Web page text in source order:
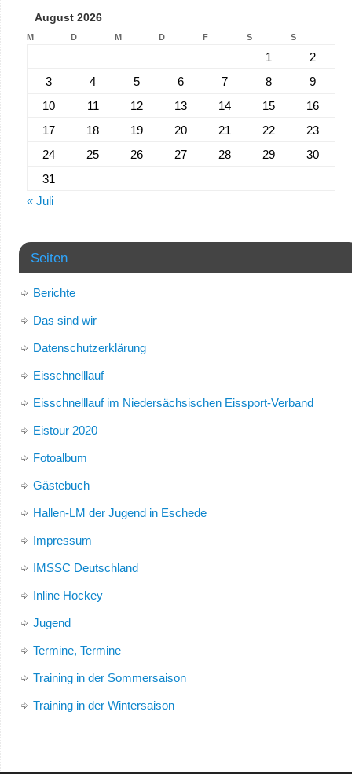
August 2026
M D M D F S S
1
2
3
4 5 6 7 8
9
10
11 12 13 14 15
16
17
18 19 20 21 22
23
24
25 26 27 28 29
30
31
« Juli
Seiten
Berichte
Das sind wir
Datenschutzerklärung
Eisschnelllauf
Eisschnelllauf im Niedersächsischen Eissport-Verband
Eistour 2020
Fotoalbum
Gästebuch
Hallen-LM der Jugend in Eschede
Impressum
IMSSC Deutschland
Inline Hockey
Jugend
Termine, Termine
Training in der Sommersaison
Training in der Wintersaison